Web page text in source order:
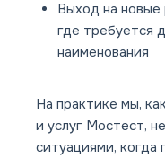
Выход на
где требуется
наименования
На практике мы,
и услуг Мостест,
ситуациями, когда